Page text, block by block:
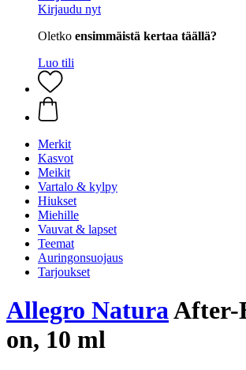
Kirjaudu nyt
Oletko ensimmäistä kertaa täällä?
Luo tili
Merkit
Kasvot
Meikit
Vartalo & kylpy
Hiukset
Miehille
Vauvat & lapset
Teemat
Auringonsuojaus
Tarjoukset
Allegro NaturaAfter-
on, 10 ml